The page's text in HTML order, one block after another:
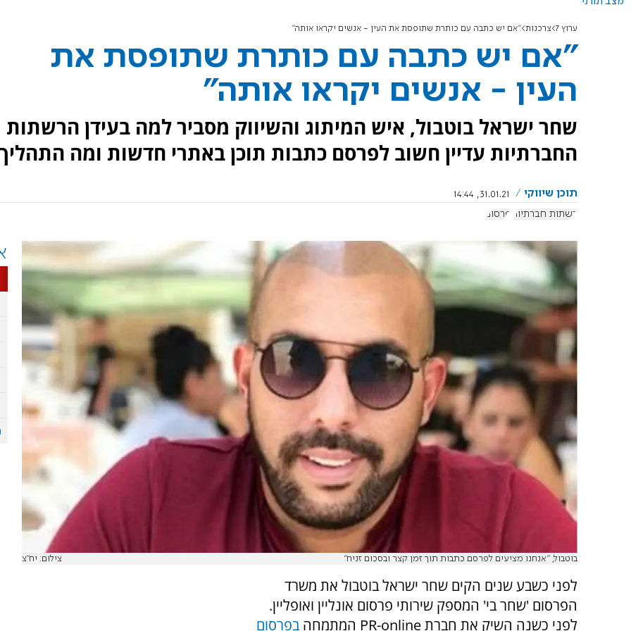
ערוץ 7 צרכנות "אם יש כתבה עם כותרת שתופסת את העין - אנשים יקראו אותה"
"אם יש כתבה עם כותרת שתופסת את
העין - אנשים יקראו אותה"
שחר ישראל בוטבול, איש המיתוג והשיווק מסביר למה בעידן הרשתות
החברתיות עדיין חשוב לפרסם כתבות תוכן באתרי חדשות ומה
תוכן שיווקי
31.01.21, 14:44
רשתות חברתיות
פרסום
בוטבול, "אנחנו מציעים לפרסם כתבות תוך זמן קצר ובסכום זניח" צילום: יח"צ
לפני כשבע שנים הקים שחר ישראל בוטבול את משרד
הפרסום 'שחר בי' המספק שירותי פרסום אונליין ואופליין.
לפני כשנה השיק את חברתPR-online המתמחה בפרסום